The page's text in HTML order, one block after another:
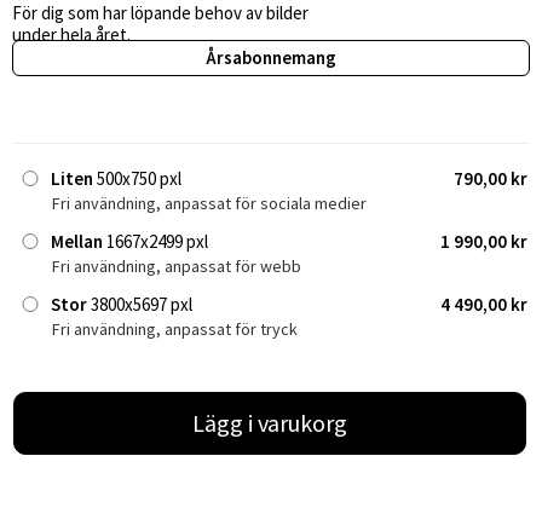
För dig som har löpande behov av bilder
under hela året.
Årsabonnemang
Liten 500x750 pxl 790,00 kr
Fri användning, anpassat för sociala medier
Mellan 1667x2499 pxl 1 990,00 kr
Fri användning, anpassat för webb
Stor3800x5697 pxl 4 490,00 kr
Fri användning, anpassat för tryck
Lägg i varukorg